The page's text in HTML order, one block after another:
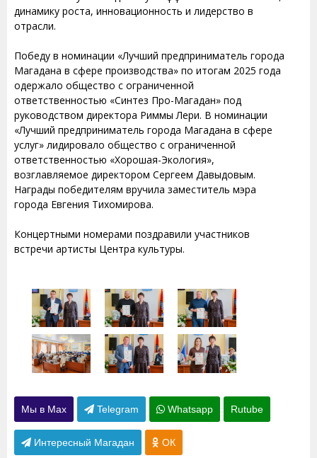
динамику роста, инновационность и лидерство в
отрасли.
Победу в номинации «Лучший предприниматель города
Магадана в сфере производства» по итогам 2025 года
одержало общество с ограниченной
ответственностью «Синтез Про-Магадан» под
руководством директора Риммы Лери. В номинации
«Лучший предприниматель города Магадана в сфере
услуг» лидировало общество с ограниченной
ответственностью «Хорошая-Экология»,
возглавляемое директором Сергеем Давыдовым.
Награды победителям вручила заместитель мэра
города Евгения Тихомирова.
Концертными номерами поздравили участников
встречи артисты Центра культуры.
Мы в Max Telegram Whatsapp Rutube
Интересный Магадан ОК